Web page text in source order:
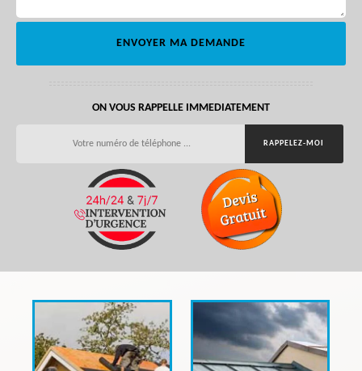
ON VOUS RAPPELLE IMMEDIATEMENT